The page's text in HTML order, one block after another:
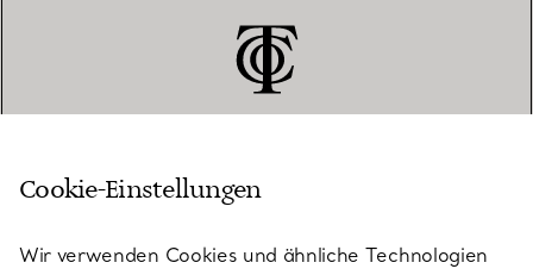
KUNDENSERVICE
Cookie-Einstellungen
Wir verwenden Cookies und ähnliche Technologien